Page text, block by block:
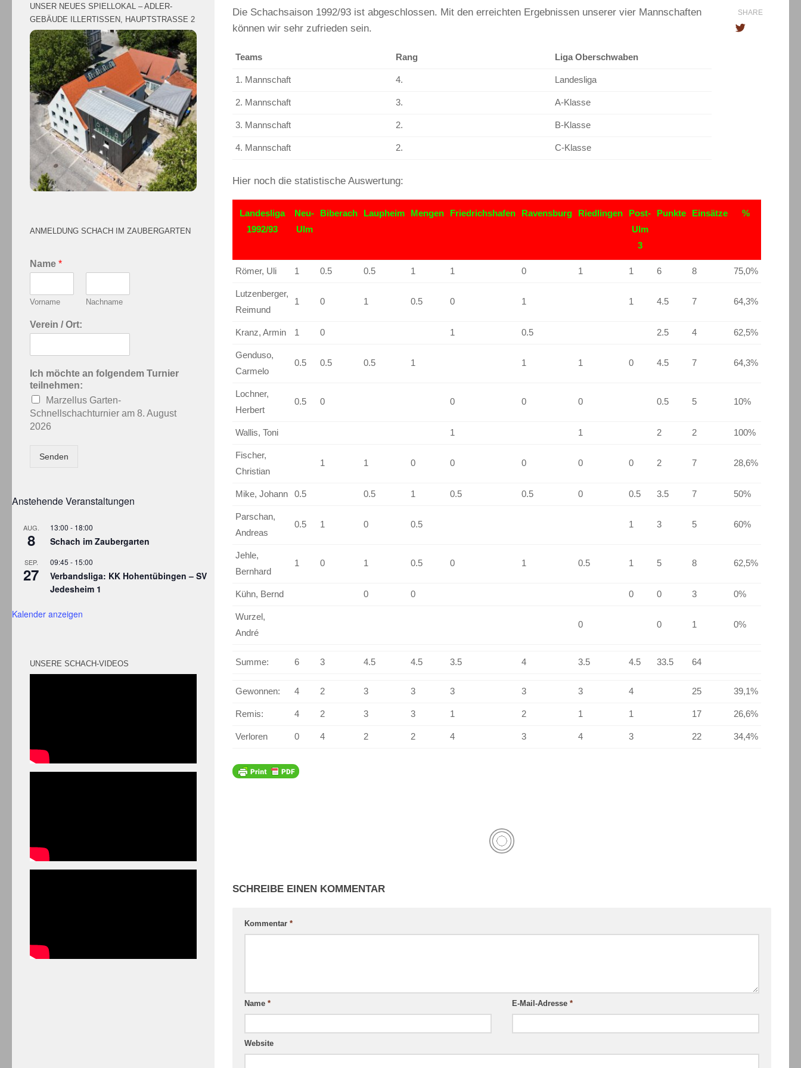
Die Schachsaison 1992/93 ist abgeschlossen. Mit den erreichten Ergebnissen unserer vier Mannschaften
können wir sehr zufrieden sein.
Teams Rang Liga Oberschwaben
1. Mannschaft 4. Landesliga
2. Mannschaft 3. A-Klasse
3. Mannschaft 2. B-Klasse
4. Mannschaft 2. C-Klasse
Hier noch die statistische Auswertung:
Landesliga
1992/93
Neu-
Ulm
Biberach Laupheim Mengen Friedrichshafen Ravensburg Riedlingen
Post-
Ulm
3
Punkte Einsätze %
Römer, Uli 1 0.5 0.5 1 1 0 1 1 6 8 75,0%
Lutzenberger,
Reimund
1 0 1 0.5 0 1 1 4.5 7 64,3%
Kranz, Armin 1 0 1 0.5 2.5 4 62,5%
Genduso,
Carmelo
0.5 0.5 0.5 1 1 1 0 4.5 7 64,3%
Lochner,
Herbert
0.5 0 0 0 0 0.5 5 10%
Wallis, Toni 1 1 2 2 100%
Fischer,
Christian
1 1 0 0 0 0 0 2 7 28,6%
Mike, Johann 0.5 0.5 1 0.5 0.5 0 0.5 3.5 7 50%
Parschan,
Andreas
0.5 1 0 0.5 1 3 5 60%
Jehle,
Bernhard
1 0 1 0.5 0 1 0.5 1 5 8 62,5%
Kühn, Bernd 0 0 0 0 3 0%
Wurzel,
André
0 0 1 0%
Summe: 6 3 4.5 4.5 3.5 4 3.5 4.5 33.5 64
Gewonnen: 4 2 3 3 3 3 3 4 25 39,1%
Remis: 4 2 3 3 1 2 1 1 17 26,6%
Verloren 0 4 2 2 4 3 4 3 22 34,4%
SHARE
SCHREIBE EINEN KOMMENTAR
Kommentar *
Name * E-Mail-Adresse*
Website
UNSER NEUES SPIELLOKAL – ADLER-
GEBÄUDE ILLERTISSEN, HAUPTSTRASSE 2
ANMELDUNG SCHACH IM ZAUBERGARTEN
Name *
Vorname Nachname
Verein / Ort:
Ich möchte an folgendem Turnier
teilnehmen:
Marzellus Garten-
Schnellschachturnier am 8. August
2026
Senden
Anstehende Veranstaltungen
AUG.
8
13:00 - 18:00
Schach im Zaubergarten
SEP.
27
09:45 - 15:00
Verbandsliga: KK Hohentübingen – SV
Jedesheim 1
Kalender anzeigen
UNSERE SCHACH-VIDEOS